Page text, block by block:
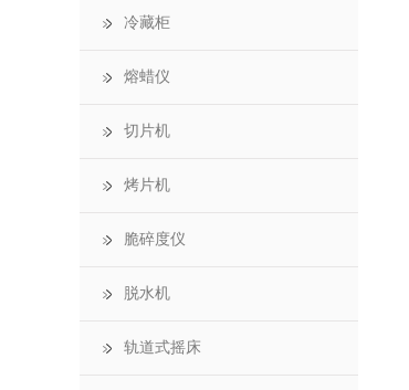
冷藏柜
熔蜡仪
切片机
烤片机
脆碎度仪
脱水机
轨道式摇床